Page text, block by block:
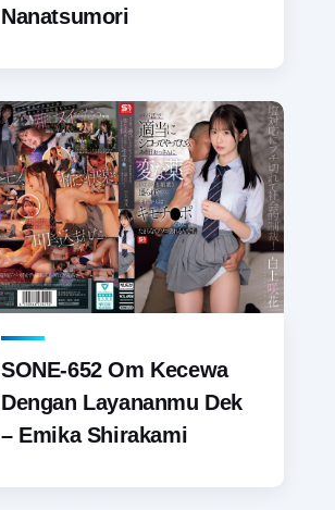
Nanatsumori
SONE-652 Om Kecewa
Dengan Layananmu Dek
– Emika Shirakami